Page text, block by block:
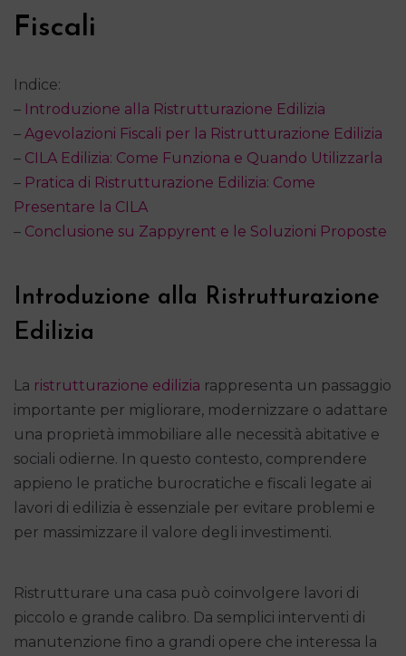
Fiscali
Indice:
– Introduzione alla Ristrutturazione Edilizia
– Agevolazioni Fiscali per la Ristrutturazione Edilizia
– CILA Edilizia: Come Funziona e Quando Utilizzarla
– Pratica di Ristrutturazione Edilizia: Come
Presentare la CILA
– Conclusione su Zappyrent e le Soluzioni Proposte
Introduzione alla Ristrutturazione
Edilizia
La ristrutturazione edilizia rappresenta un passaggio
importante per migliorare, modernizzare o adattare
una proprietà immobiliare alle necessità abitative e
sociali odierne. In questo contesto, comprendere
appieno le pratiche burocratiche e fiscali legate ai
lavori di edilizia è essenziale per evitare problemi e
per massimizzare il valore degli investimenti.
Ristrutturare una casa può coinvolgere lavori di
piccolo e grande calibro. Da semplici interventi di
manutenzione fino a grandi opere che interessa la